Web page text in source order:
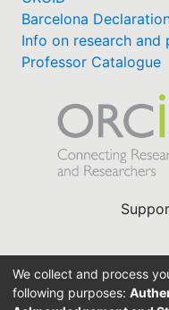
Barcelona
Info on research and
Professor Catalogue
We collect and process
following purposes: